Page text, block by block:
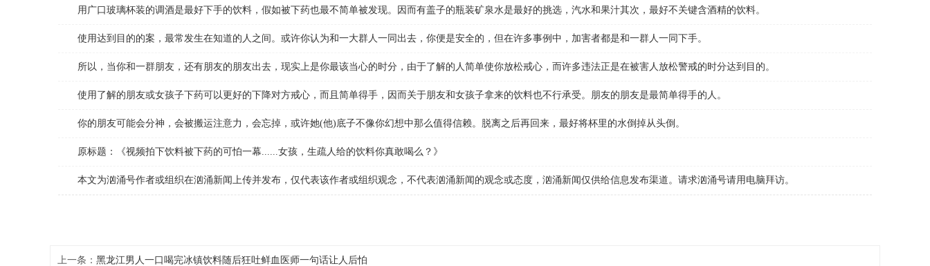
用广口玻璃杯装的调酒是最好下手的饮料，假如被下药也最不简单被发现。因而有盖子的瓶装矿泉水是最好的挑选，汽水和果汁其次，最好不关键含酒精的饮料。
使用达到目的的案，最常发生在知道的人之间。或许你认为和一大群人一同出去，你便是安全的，但在许多事例中，加害者都是和一群人一同下手。
所以，当你和一群朋友，还有朋友的朋友出去，现实上是你最该当心的时分，由于了解的人简单使你放松戒心，而许多违法正是在被害人放松警戒的时分达到目的。
使用了解的朋友或女孩子下药可以更好的下降对方戒心，而且简单得手，因而关于朋友和女孩子拿来的饮料也不行承受。朋友的朋友是最简单得手的人。
你的朋友可能会分神，会被搬运注意力，会忘掉，或许她(他)底子不像你幻想中那么值得信赖。脱离之后再回来，最好将杯里的水倒掉从头倒。
原标题：《视频拍下饮料被下药的可怕一幕......女孩，生疏人给的饮料你真敢喝么？》
本文为汹涌号作者或组织在汹涌新闻上传并发布，仅代表该作者或组织观念，不代表汹涌新闻的观念或态度，汹涌新闻仅供给信息发布渠道。请求汹涌号请用电脑拜访。
上一条： 黑龙江男人一口喝完冰镇饮料随后狂吐鲜血医师一句话让人后怕